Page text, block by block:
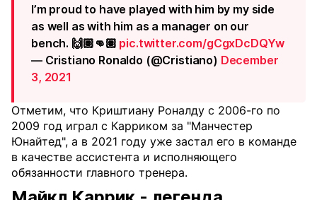
I’m proud to have played with him by my side
as well as with him as a manager on our
bench. 🙌🏽👊🏽 pic.twitter.com/gCgxDcDQYw
— Cristiano Ronaldo (@Cristiano) December
3, 2021
Отметим, что Криштиану Роналду с 2006-го по
2009 год играл с Карриком за "Манчестер
Юнайтед", а в 2021 году уже застал его в команде
в качестве ассистента и исполняющего
обязанности главного тренера.